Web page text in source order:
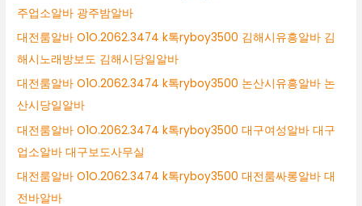
주업소알바 광주밤알바
대전룸알바 O1O.2062.3474 k톡ryboy3500 김해시유흥알바 김
해시노래방보도 김해시당일알바
대전룸알바 O1O.2062.3474 k톡ryboy3500 논산시유흥알바 논
산시당일알바
대전룸알바 O1O.2062.3474 k톡ryboy3500 대구여성알바 대구
업소알바 대구보도사무실
대전룸알바 O1O.2062.3474 k톡ryboy3500 대전룸싸롱알바 대
전바알바